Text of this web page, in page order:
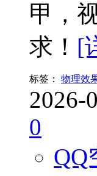
甲，
求！ [
标签： 物理效
2026-
0
QQ